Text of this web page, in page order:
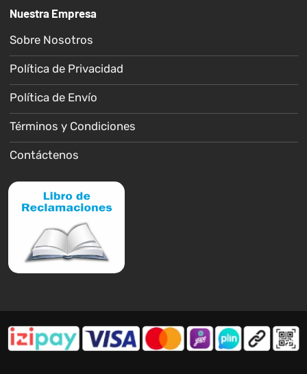
Nuestra Empresa
Sobre Nosotros
Política de Privacidad
Política de Envío
Términos y Condiciones
Contáctenos